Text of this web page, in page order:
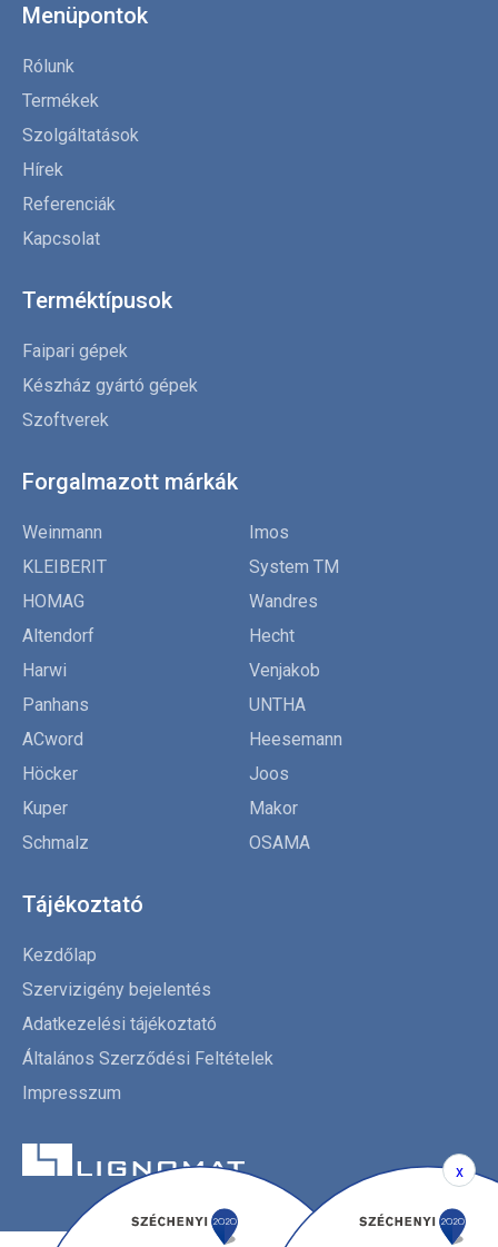
Menüpontok
Rólunk
Termékek
Szolgáltatások
Hírek
Referenciák
Kapcsolat
Terméktípusok
Faipari gépek
Készház gyártó gépek
Szoftverek
Forgalmazott márkák
Weinmann
Imos
KLEIBERIT
System TM
HOMAG
Wandres
Altendorf
Hecht
Harwi
Venjakob
Panhans
UNTHA
ACword
Heesemann
Höcker
Joos
Kuper
Makor
Schmalz
OSAMA
Tájékoztató
Kezdőlap
Szervizigény bejelentés
Adatkezelési tájékoztató
Általános Szerződési Feltételek
Impresszum
x